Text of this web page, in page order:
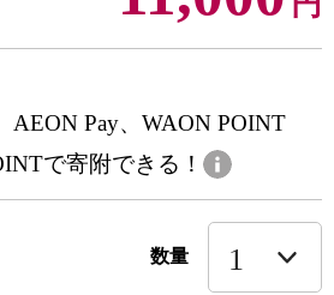
AEON Pay、WAON POINT
で寄附できる！
数量